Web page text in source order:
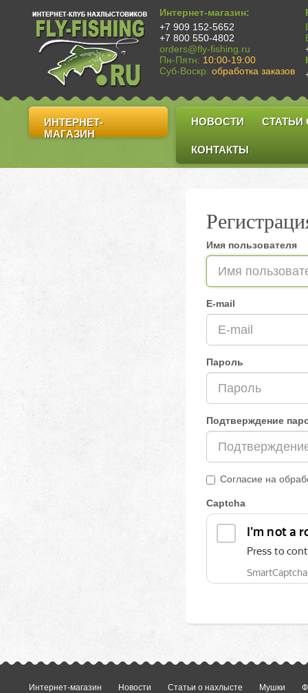
Интернет-магазин:
+7 909 152-5652
+7 800 550-4802
orders@fly-fishing.ru
Пн-Пятн: 10:00-19:00
Суб-Воскр: обработка заказов
ИНТЕРНЕТ-
МАГАЗИН
НОВОСТИ СТАТЬИ
КОНТАКТЫ
Имя пользователя
E-mail
Пароль
Подтверждение
Согласие на
Captcha
Интернет-магазин Новости Статьи о нахлысте Мушки